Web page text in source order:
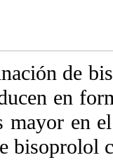
de
en
mayor en
bisoprolol